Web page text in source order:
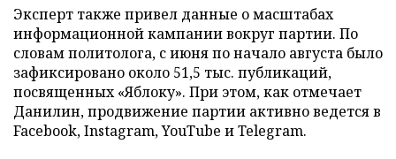
Эксперт также привел данные о масштабах
информационной кампании вокруг партии. По
словам политолога, с июня по начало августа было
зафиксировано около 51,5 тыс. публикаций,
посвященных «Яблоку». При этом, как отмечает
Данилин, продвижение партии активно ведется в
Facebook, Instagram, YouTube и Telegram.